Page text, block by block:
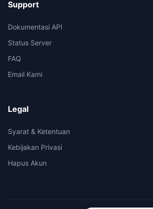
Support
Dokumentasi API
Status Server
FAQ
Email Kami
Legal
Syarat & Ketentuan
Kebijakan Privasi
Hapus Akun